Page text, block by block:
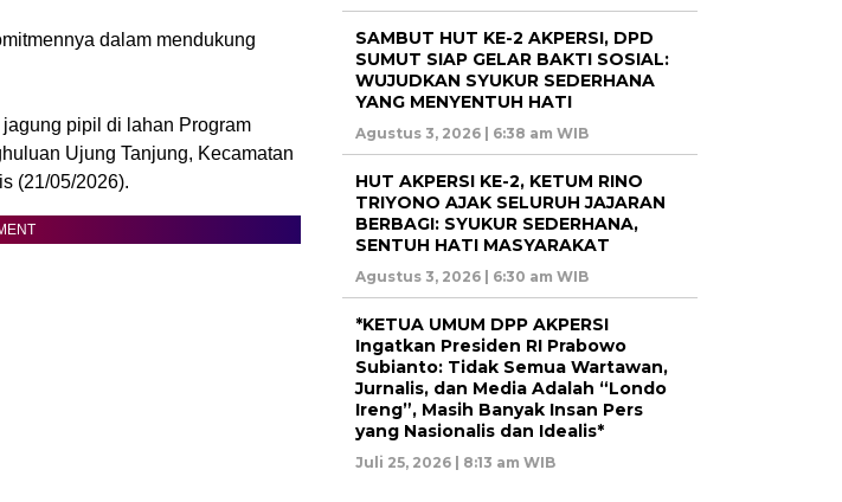
dalam mendukung
pipil di lahan Program
Ujung Tanjung, Kecamatan
(21/05/2026).
SAMBUT HUT KE-2 AKPERSI, DPD
SUMUT SIAP GELAR BAKTI SOSIAL:
WUJUDKAN SYUKUR SEDERHANA
YANG MENYENTUH HATI
Agustus 3, 2026 | 6:38 am WIB
HUT AKPERSI KE-2, KETUM RINO
TRIYONO AJAK SELURUH JAJARAN
BERBAGI: SYUKUR SEDERHANA,
SENTUH HATI MASYARAKAT
Agustus 3, 2026 | 6:30 am WIB
*KETUA UMUM DPP AKPERSI
Ingatkan Presiden RI Prabowo
Subianto: Tidak Semua Wartawan,
Jurnalis, dan Media Adalah “Londo
Ireng”, Masih Banyak Insan Pers
yang Nasionalis dan Idealis*
Juli 25, 2026 | 8:13 am WIB